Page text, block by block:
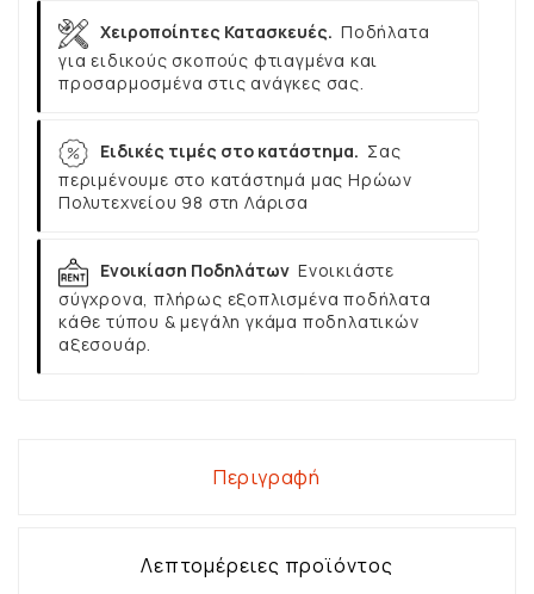
Χειροποίητες Κατασκευές. Ποδήλατα
για ειδικούς σκοπούς φτιαγμένα και
προσαρμοσμένα στις ανάγκες σας.
Ειδικές τιμές στο κατάστημα. Σας
περιμένουμε στο κατάστημά μας Ηρώων
Πολυτεχνείου 98 στη Λάρισα
Ενοικίαση Ποδηλάτων Ενοικιάστε
σύγχρονα, πλήρως εξοπλισμένα ποδήλατα
κάθε τύπου & μεγάλη γκάμα ποδηλατικών
αξεσουάρ.
Περιγραφή
Λεπτομέρειες προϊόντος